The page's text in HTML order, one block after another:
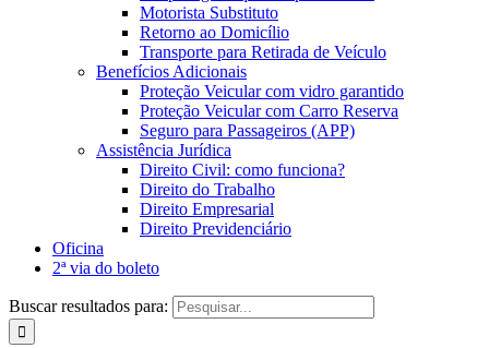
Motorista Substituto
Retorno ao Domicílio
Transporte para Retirada de Veículo
Benefícios Adicionais
Proteção Veicular com vidro garantido
Proteção Veicular com Carro Reserva
Seguro para Passageiros (APP)
Assistência Jurídica
Direito Civil: como funciona?
Direito do Trabalho
Direito Empresarial
Direito Previdenciário
Oficina
2ª via do boleto
Buscar resultados para: